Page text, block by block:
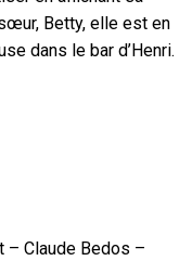
Betty, elle est en
dans le bar d’Henri.
– Claude Bedos –